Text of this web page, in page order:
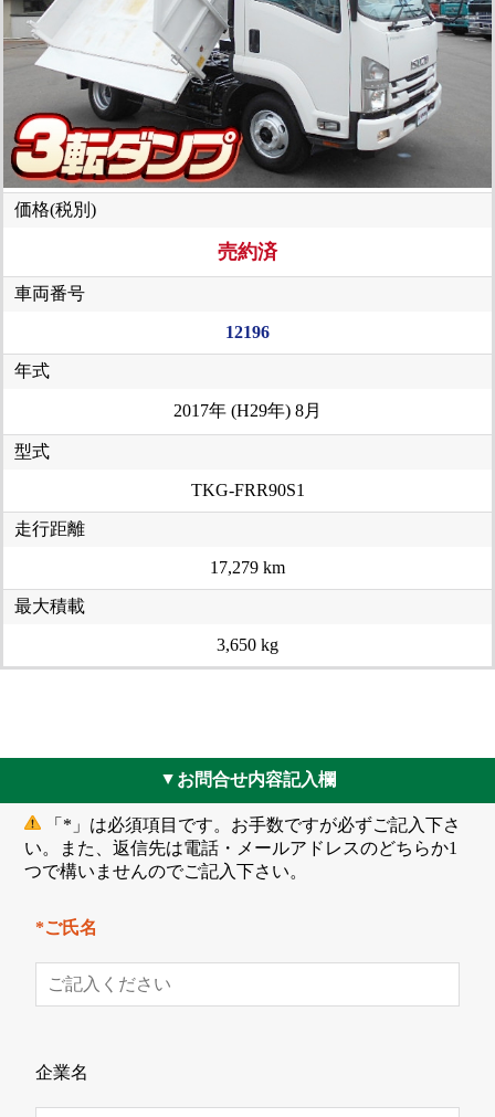
価格(税別)
売約済
車両番号
12196
年式
2017年 (H29年) 8月
型式
TKG-FRR90S1
走行距離
17,279 km
最大積載
3,650 kg
▲ お問合せ内容記入欄
「*」は必須項目です。お手数ですが必ずご記入下さ
い。また、返信先は電話・メールアドレスのどちらか1
つで構いませんのでご記入下さい。
*ご氏名
企業名